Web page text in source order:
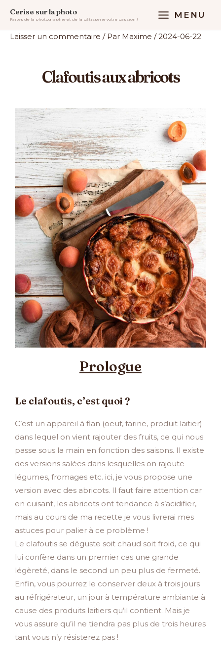
contenu
Cerise sur la photo
Faites de la photographie et de la pâtisserie votre passion !
MAIN
MENU
MENU
Accueil
La recette du clafoutis aux abricots
Laisser un commentaire / Par Maxime /2024-06-22
Clafoutis aux abricots
Prologue
Le clafoutis, c’est quoi ?
C’est un appareil à flan (oeuf, farine, produit laitier)
dans lequel on vient rajouter des fruits, ce qui nous
passe sous la main en fonction des saisons. Il existe
des versions salées dans lesquelles on rajoute
légumes, fromages etc. ici, je vous propose une
version avec des abricots. Il faut faire attention car
en cuisant, les abricots ont tendance à s’acidifier,
mais au cours de ma recette je vous livrerai mes
astuces pour palier à ce problème !
Le clafoutis se déguste soit chaud soit froid, ce qui
lui confère dans un premier cas une grande
légèreté, dans le second un peu plus de fermeté.
Enfin, vous pourrez le conserver deux à trois jours
au réfrigérateur, un jour à température ambiante à
cause des produits laitiers qu’il contient. Mais je
vous assure qu’il ne tiendra pas plus de trois heures
tant vous n’y résisterez pas !